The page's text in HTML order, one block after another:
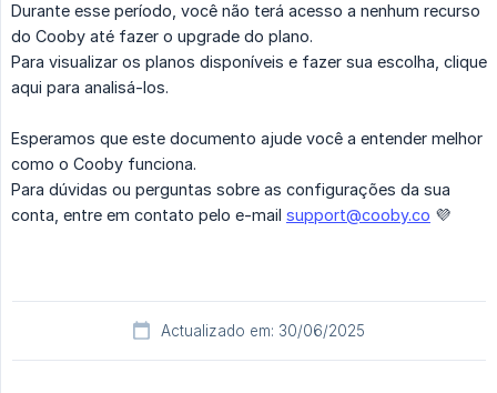
Durante esse período, você não terá acesso a nenhum recurso
do Cooby até fazer o upgrade do plano.
Para visualizar os planos disponíveis e fazer sua escolha, clique
aqui para analisá-los.
Esperamos que este documento ajude você a entender melhor
como o Cooby funciona.
Para dúvidas ou perguntas sobre as configurações da sua
conta, entre em contato pelo e-mail support@cooby.co 💜
Actualizado em: 30/06/2025